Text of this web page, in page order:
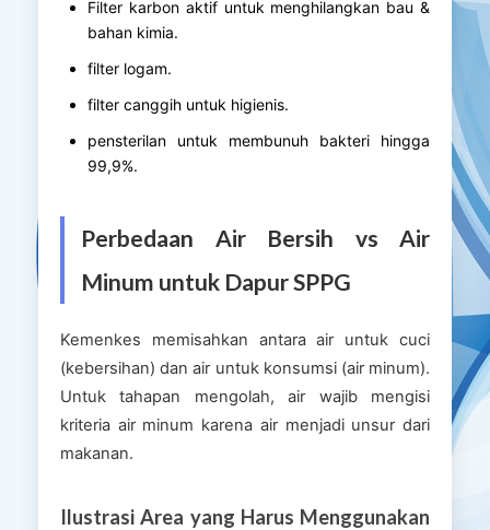
Filter karbon aktif untuk menghilangkan bau &
bahan kimia.
filter logam.
filter canggih untuk higienis.
pensterilan untuk membunuh bakteri hingga
99,9%.
Perbedaan Air Bersih vs Air
Minum untuk Dapur SPPG
Kemenkes memisahkan antara air untuk cuci
(kebersihan) dan air untuk konsumsi (air minum).
Untuk tahapan mengolah, air wajib mengisi
kriteria air minum karena air menjadi unsur dari
makanan.
Ilustrasi Area yang Harus Menggunakan